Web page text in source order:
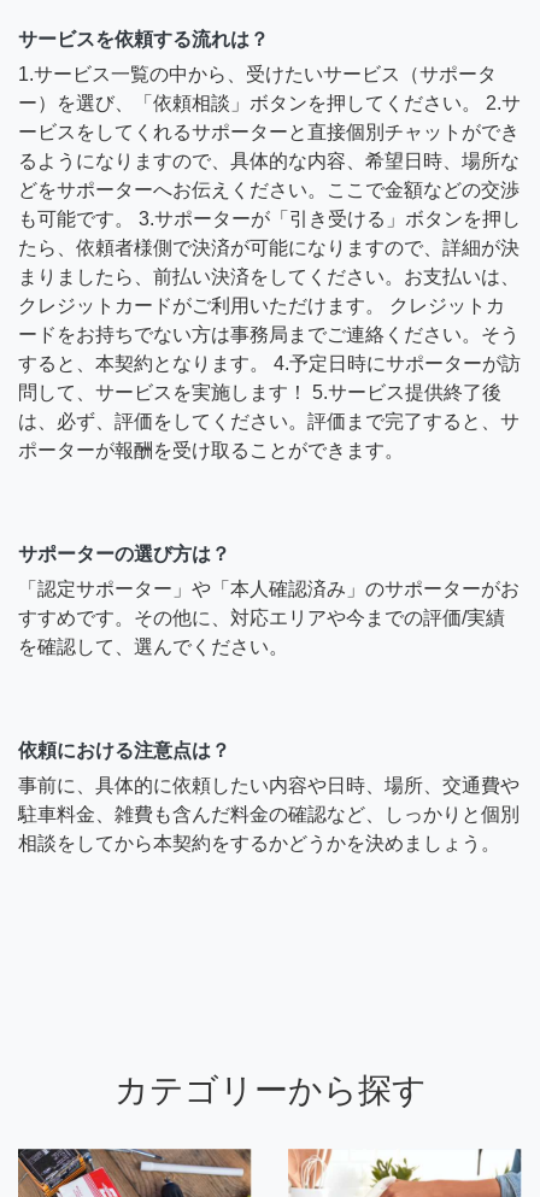
サービスを依頼する流れは？
1.サービス一覧の中から、受けたいサービス（サポータ
ー）を選び、「依頼相談」ボタンを押してください。 2.サ
ービスをしてくれるサポーターと直接個別チャットができ
るようになりますので、具体的な内容、希望日時、場所な
どをサポーターへお伝えください。ここで金額などの交渉
も可能です。 3.サポーターが「引き受ける」ボタンを押し
たら、依頼者様側で決済が可能になりますので、詳細が決
まりましたら、前払い決済をしてください。お支払いは、
クレジットカードがご利用いただけます。 クレジットカ
ードをお持ちでない方は事務局までご連絡ください。そう
すると、本契約となります。 4.予定日時にサポーターが訪
問して、サービスを実施します！ 5.サービス提供終了後
は、必ず、評価をしてください。評価まで完了すると、サ
ポーターが報酬を受け取ることができます。
サポーターの選び方は？
「認定サポーター」や「本人確認済み」のサポーターがお
すすめです。その他に、対応エリアや今までの評価/実績
を確認して、選んでください。
依頼における注意点は？
事前に、具体的に依頼したい内容や日時、場所、交通費や
駐車料金、雑費も含んだ料金の確認など、しっかりと個別
相談をしてから本契約をするかどうかを決めましょう。
カテゴリーから探す